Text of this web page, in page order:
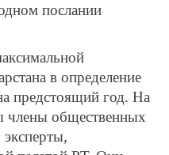
послании
в определение
предстоящий год. На
члены общественных
эксперты,